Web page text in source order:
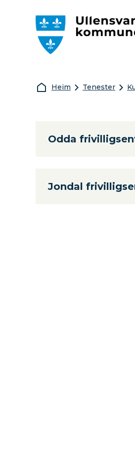
Du er her:
Heim Tenester
Odda
Jondal